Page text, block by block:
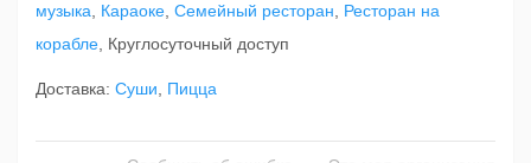
музыка
Караоке Семейный ресторан
Ресторан на
корабле , Круглосуточный доступ
Доставка: Суши Пицца